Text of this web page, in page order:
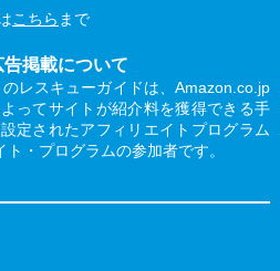
こちら まで
掲載について
レスキューガイドは、Amazon.co.jp
ってサイトが紹介料を獲得できる手
定されたアフィリエイトプログラム
・プログラムの参加者です。